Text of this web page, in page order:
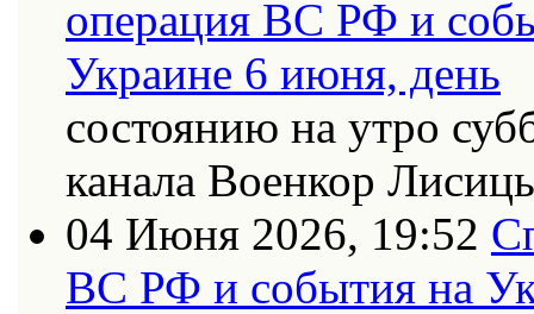
состоянию на утро
канала Военкор
04 Июня 2026, 19:52
ВС РФ и события на